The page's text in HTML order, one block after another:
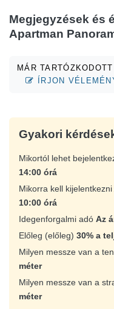
Megjegyzések és
Apartman
MÁR
ÍRJON
Gyakori
Mikortól lehet
14:00 órá
Mikorra kell
10:00 órá
Idegenforgalmi adó Az
Előleg (előleg) 30% a
Milyen messze van a
méter
Milyen messze van a
méter